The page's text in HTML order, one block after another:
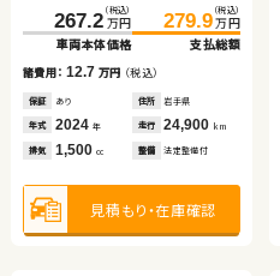
267.2 （税込）
万円
車両本体価格
279.9 （税込）
万円
支払総額
諸費用：12.7 万円 （税込）
保証 あり 住所 岩手県
年式 2024 年 走行 24,900 km
排気 1,500 cc 整備 法定整備付
見積もり・在庫確認
諸費用：11.0万円（税込）
あり 埼玉県
年式 2022年 走行
排気 1,500 整備 法定整備付
見積もり・在庫確認
諸費用：9.1 万円（税込）
あり 埼玉県
年式 2020年 走行
排気 660 整備 法定整備付
見積もり・在庫確認